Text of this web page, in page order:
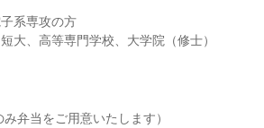
系専攻の方
大、高等専門学校、大学院（修士）
弁当をご用意いたします）